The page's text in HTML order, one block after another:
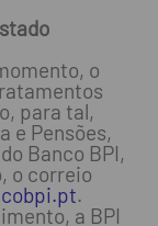
o
para tal,
e Pensões,
Banco BPI,
o correio
.
a BPI